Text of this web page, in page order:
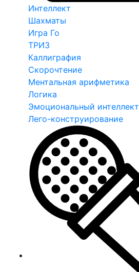
Интеллект
Шахматы
Игра Го
ТРИЗ
Каллиграфия
Скорочтение
Ментальная арифметика
Логика
Эмоциональный интеллект
Лего-конструирование